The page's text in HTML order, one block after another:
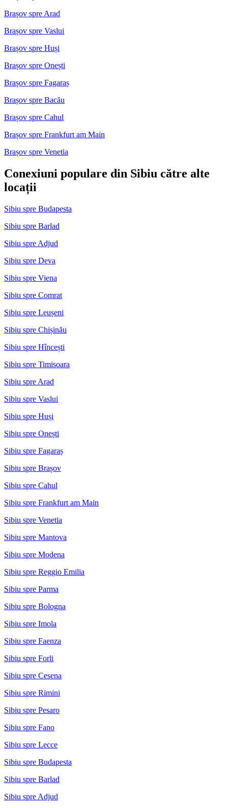
Brașov spre Arad
Brașov spre Vaslui
Brașov spre Huși
Brașov spre Onești
Brașov spre Fagaraș
Brașov spre Bacău
Brașov spre Cahul
Brașov spre Frankfurt am Main
Brașov spre Venetia
Conexiuni populare din Sibiu către alte
locații
Sibiu spre Budapesta
Sibiu spre Barlad
Sibiu spre Adjud
Sibiu spre Deva
Sibiu spre Viena
Sibiu spre Comrat
Sibiu spre Leușeni
Sibiu spre Chișinău
Sibiu spre Hîncești
Sibiu spre Timisoara
Sibiu spre Arad
Sibiu spre Vaslui
Sibiu spre Huși
Sibiu spre Onești
Sibiu spre Fagaraș
Sibiu spre Brașov
Sibiu spre Cahul
Sibiu spre Frankfurt am Main
Sibiu spre Venetia
Sibiu spre Mantova
Sibiu spre Modena
Sibiu spre Reggio Emilia
Sibiu spre Parma
Sibiu spre Bologna
Sibiu spre Imola
Sibiu spre Faenza
Sibiu spre Forli
Sibiu spre Cesena
Sibiu spre Rimini
Sibiu spre Pesaro
Sibiu spre Fano
Sibiu spre Lecce
Sibiu spre Budapesta
Sibiu spre Barlad
Sibiu spre Adjud